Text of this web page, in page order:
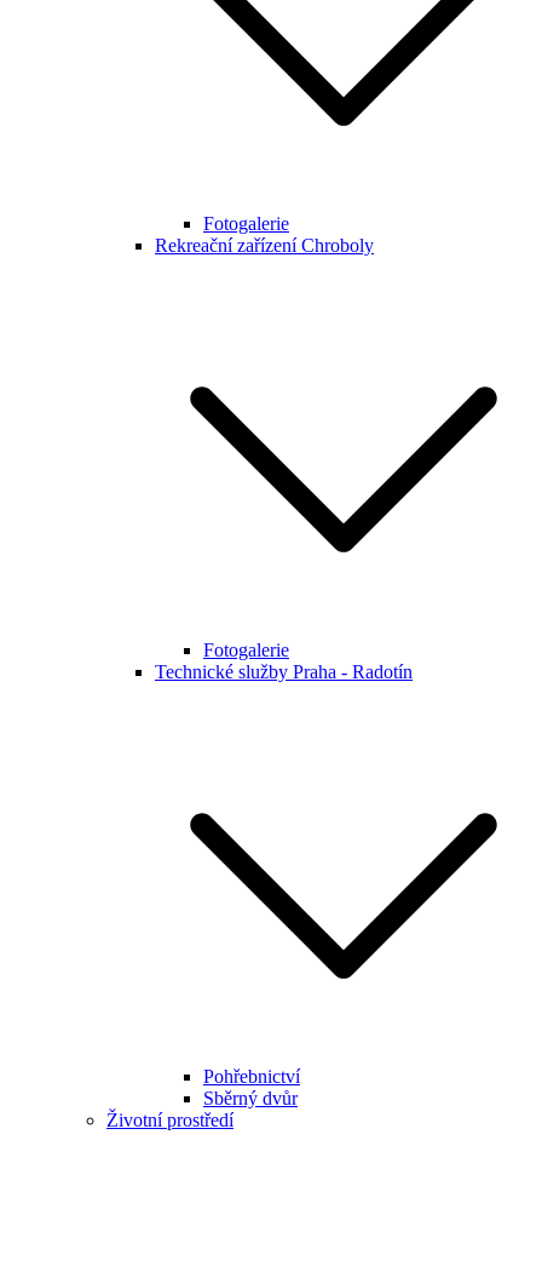
Fotogalerie
Rekreační zařízení Chroboly
Fotogalerie
Technické služby Praha - Radotín
Pohřebnictví
Sběrný dvůr
Životní prostředí